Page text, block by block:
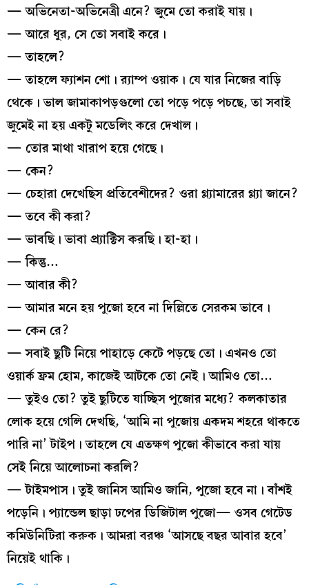
— অভিনেতা-অভিনেত্রী এনে? জুমে তো করাই যায়।
— আরে ধুর, সে তো সবাই করে।
— তাহলে?
— তাহলে ফ্যাশন শো। র‍্যাম্প ওয়াক। যে যার নিজের বাড়ি
থেকে। ভাল জামাকাপড়গুলো তো পড়ে পড়ে পচছে, তা সবাই
জুমেই না হয় একটু মডেলিং করে দেখাল।
— তোর মাথা খারাপ হয়ে গেছে।
— কেন?
— চেহারা দেখেছিস প্রতিবেশীদের? ওরা গ্ল্যামারের গ্ল্যা জানে?
— তবে কী করা?
— ভাবছি। ভাবা প্র্যাক্টিস করছি। হা-হা।
— কিন্তু…
— আবার কী?
— আমার মনে হয় পুজো হবে না দিল্লিতে সেরকম ভাবে।
— কেন রে?
— সবাই ছুটি নিয়ে পাহাড়ে কেটে পড়ছে তো। এখনও তো
ওয়ার্ক ফ্রম হোম, কাজেই আটকে তো নেই। আমিও তো…
— তুইও তো? তুই ছুটিতে যাচ্ছিস পুজোর মধ্যে? কলকাতার
লোক হয়ে গেলি দেখছি, ‘আমি না পুজোয় একদম শহরে থাকতে
পারি না’ টাইপ। তাহলে যে এতক্ষণ পুজো কীভাবে করা যায়
সেই নিয়ে আলোচনা করলি?
— টাইমপাস। তুই জানিস আমিও জানি, পুজো হবে না। বাঁশই
পড়েনি। প্যান্ডেল ছাড়া ঢপের ডিজিটাল পুজো— ওসব গেটেড
কমিউনিটিরা করুক। আমরা বরঞ্চ ‘আসছে বছর আবার হবে’
নিয়েই থাকি।